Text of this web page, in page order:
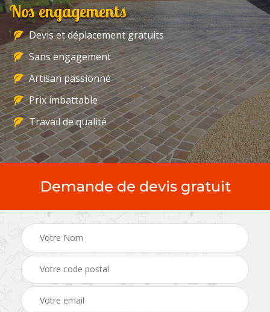
Nos engagements
Devis et déplacement gratuits
Sans engagement
Artisan passionné
Prix imbattable
Travail de qualité
Demande de devis gratuit